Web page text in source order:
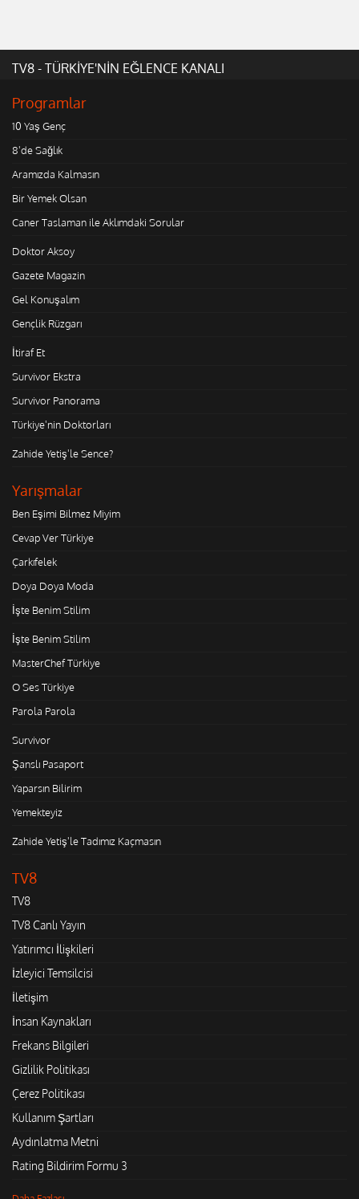
TV8 - TÜRKİYE'NİN EĞLENCE KANALI
Programlar
10 Yaş Genç
8'de Sağlık
Aramızda Kalmasın
Bir Yemek Olsan
Caner Taslaman ile Aklımdaki Sorular
Doktor Aksoy
Gazete Magazin
Gel Konuşalım
Gençlik Rüzgarı
İtiraf Et
Survivor Ekstra
Survivor Panorama
Türkiye'nin Doktorları
Zahide Yetiş'le Sence?
Yarışmalar
Ben Eşimi Bilmez Miyim
Cevap Ver Türkiye
Çarkıfelek
Doya Doya Moda
İşte Benim Stilim
İşte Benim Stilim
MasterChef Türkiye
O Ses Türkiye
Parola Parola
Survivor
Şanslı Pasaport
Yaparsın Bilirim
Yemekteyiz
Zahide Yetiş'le Tadımız Kaçmasın
TV8
TV8
TV8 Canlı Yayın
Yatırımcı İlişkileri
İzleyici Temsilcisi
İletişim
İnsan Kaynakları
Frekans Bilgileri
Gizlilik Politikası
Çerez Politikası
Kullanım Şartları
Aydınlatma Metni
Rating Bildirim Formu 3